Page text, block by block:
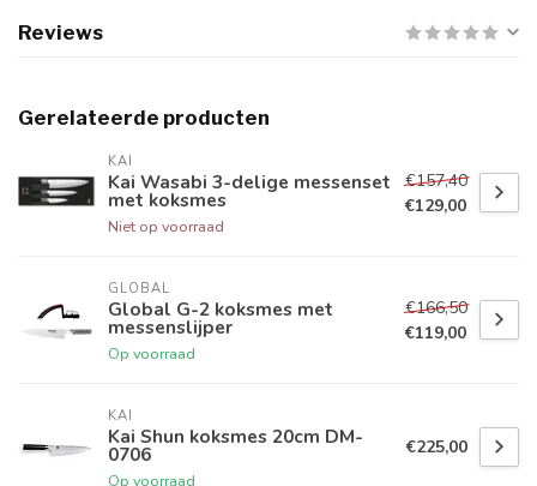
Reviews
Gerelateerde producten
KAI
Kai Wasabi 3-delige messenset
met koksmes
Niet op voorraad
€157,40
€129,00
GLOBAL
Global G-2 koksmes met
messenslijper
Op voorraad
€166,50
€119,00
KAI
Kai Shun koksmes 20cm DM-
0706
Op voorraad
€225,00